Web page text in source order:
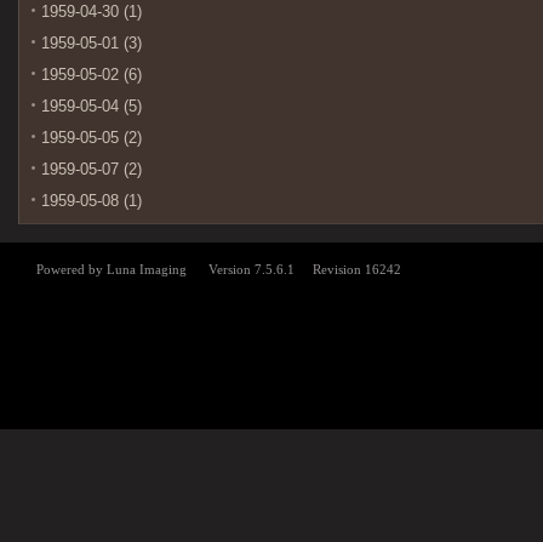
1959-04-30 (1)
1959-05-01 (3)
1959-05-02 (6)
1959-05-04 (5)
1959-05-05 (2)
1959-05-07 (2)
1959-05-08 (1)